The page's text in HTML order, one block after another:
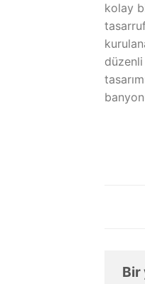
kolay
Bir